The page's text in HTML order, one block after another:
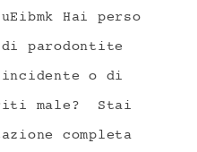
Hai perso
parodontite
o di
male? Stai
completa